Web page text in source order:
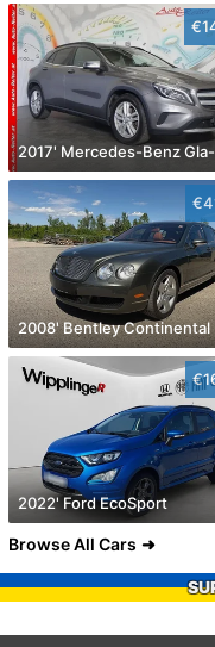
2008' Bentley Continental
2022' Ford EcoSport
Browse All Cars